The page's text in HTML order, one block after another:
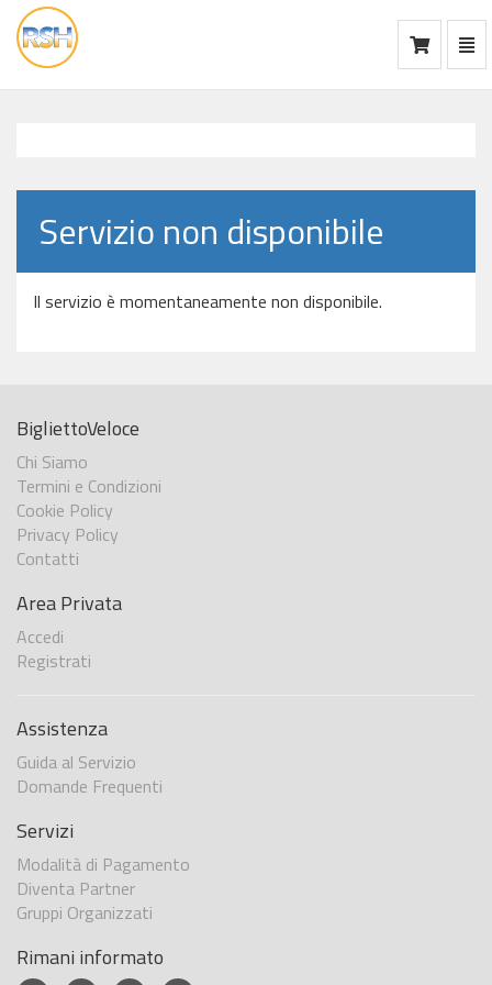
vai
alla
Servizio non disponibile
Il servizio è momentaneamente non disponibile.
BigliettoVeloce
Chi Siamo
Termini e Condizioni
Cookie Policy
Privacy Policy
Contatti
Area Privata
Accedi
Registrati
Assistenza
Guida al Servizio
Domande Frequenti
Servizi
Modalità di Pagamento
Diventa Partner
Gruppi Organizzati
Rimani informato